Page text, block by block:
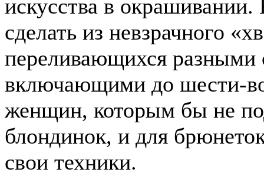
искусства в
сделать из невзрачного
переливающихся
включающими до шести-
женщин, которым бы не
блондинок, и для
свои техники.